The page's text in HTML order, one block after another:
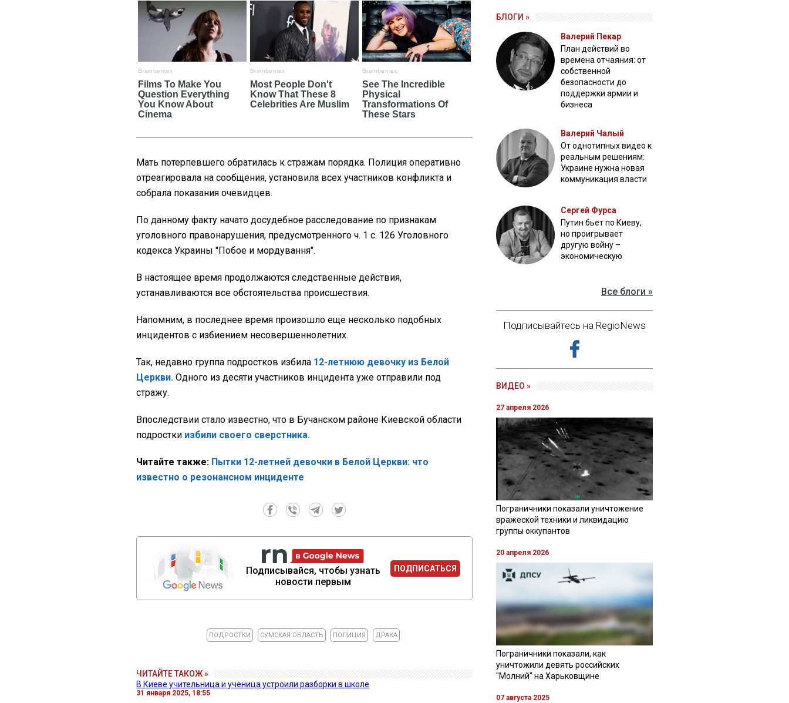
Мать потерпевшего обратилась к стражам порядка. Полиция оперативно
отреагировала на сообщения, установила всех участников конфликта и
собрала показания очевидцев.
По данному факту начато досудебное расследование по признакам
уголовного правонарушения, предусмотренного ч. 1 с. 126 Уголовного
кодекса Украины "Побое и мордування".
В настоящее время продолжаются следственные действия,
устанавливаются все обстоятельства происшествия.
Напомним, в последнее время произошло еще несколько подобных
инцидентов с избиением несовершеннолетних.
Так, недавно группа подростков избила 12-летнюю девочку из Белой
Церкви. Одного из десяти участников инцидента уже отправили под
стражу.
Впоследствии стало известно, что в Бучанском районе Киевской области
подростки избили своего сверстника.
Читайте также: Пытки 12-летней девочки в Белой Церкви: что
известно о резонансном инциденте
Подписывайся, чтобы узнать
новости первым
ПОДПИСАТЬСЯ
ПОДРОСТКИ СУМСКАЯ ОБЛАСТЬ ПОЛИЦИЯ ДРАКА
ЧИТАЙТЕ ТАКОЖ »
В Киеве учительница и ученица устроили разборки в школе
31 января 2025, 18:55
БЛОГИ »
Валерий Пекар
План действий во
времена отчаяния: от
собственной
безопасности до
поддержки армии и
бизнеса
Валерий Чалый
От однотипных видео к
реальным решениям:
Украине нужна новая
коммуникация власти
Сергей Фурса
Путин бьет по Киеву,
но проигрывает
другую войну –
экономическую
Все блоги »
Подписывайтесь на RegioNews
ВИДЕО »
27 апреля 2026
Пограничники показали уничтожение
вражеской техники и ликвидацию
группы оккупантов
20 апреля 2026
Пограничники показали, как
уничтожили девять российских
"Молний" на Харьковщине
07 августа 2025